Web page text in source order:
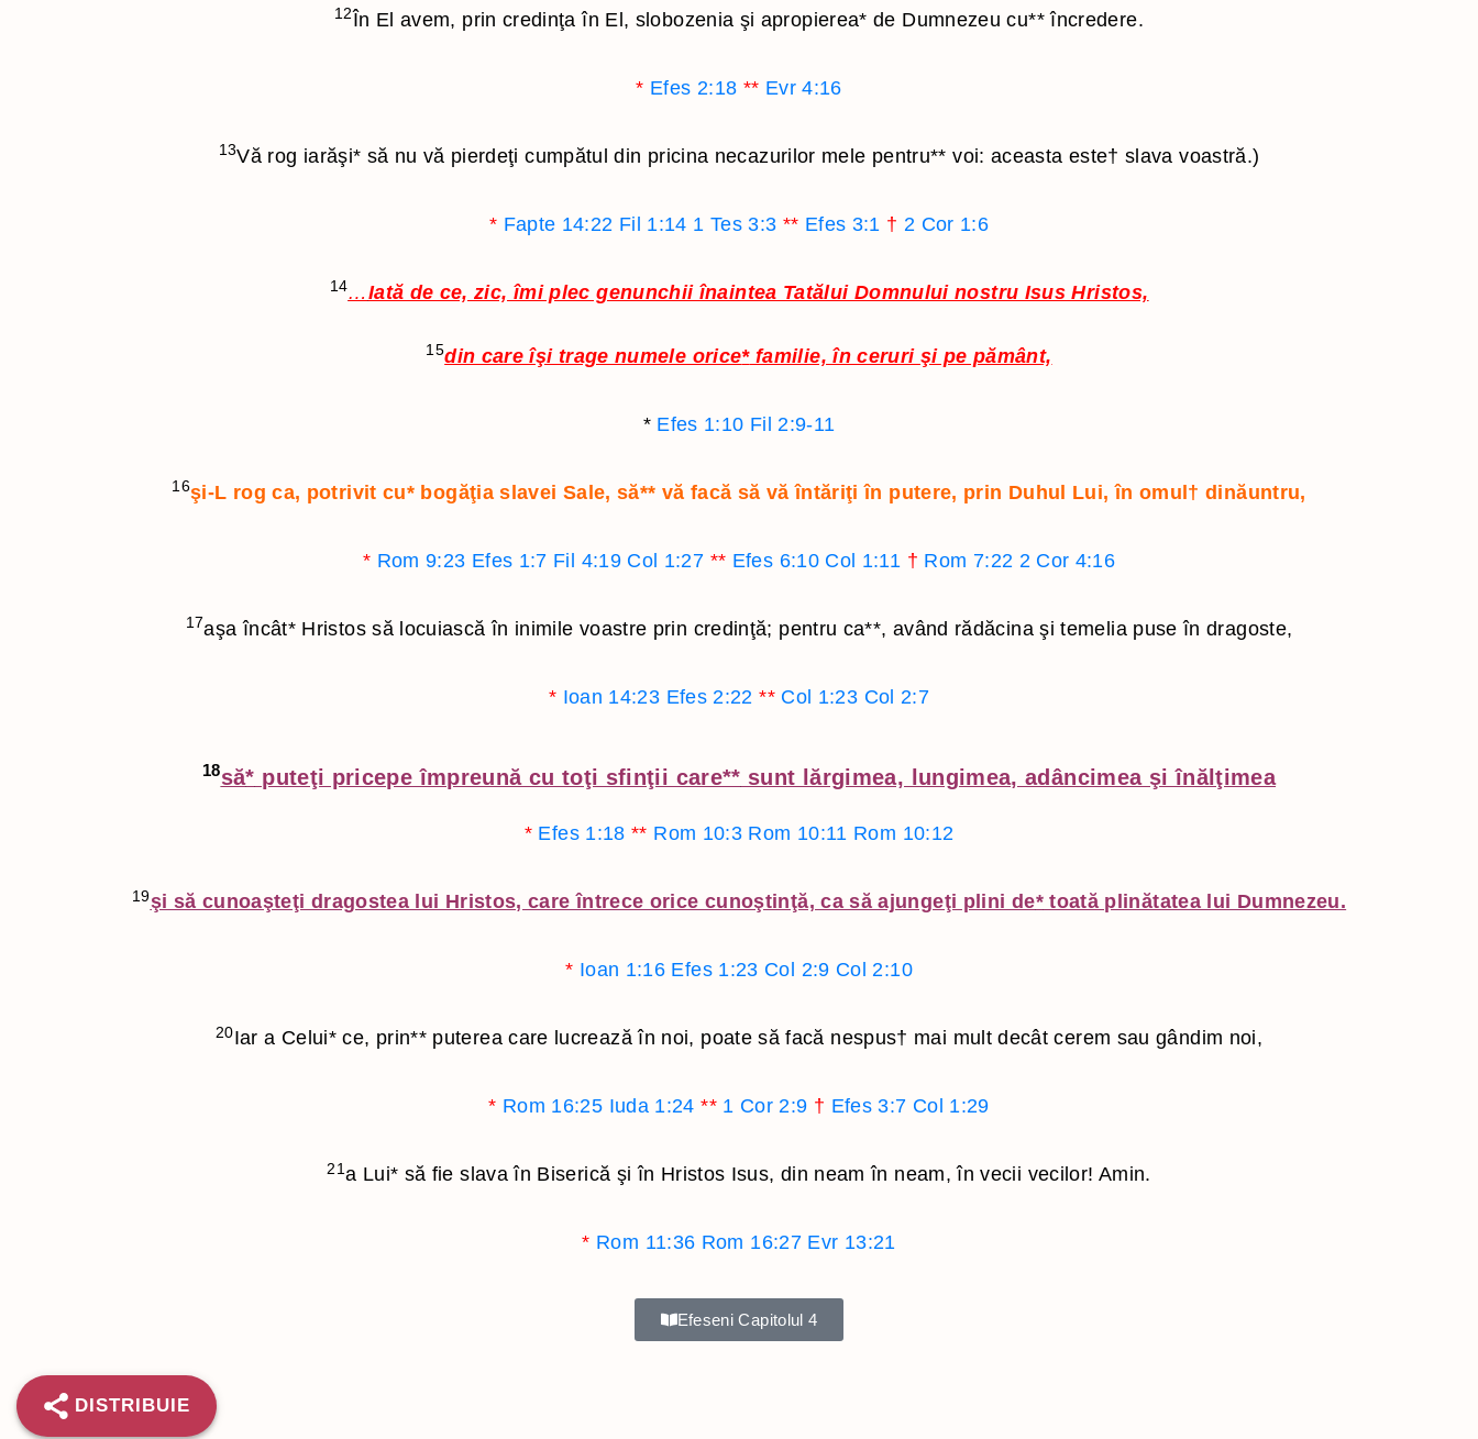
12În El avem, prin credinţa în El, slobozenia şi apropierea* de Dumnezeu cu**încredere.
* Efes 2:18 ** Evr 4:16
13Vă rog iarăşi* să nu vă pierdeţi cumpătul din pricina necazurilor mele pentru** voi: aceasta este† slava voastră.)
* Fapte 14:22 Fil 1:14 1 Tes 3:3 ** Efes 3:1 † 2 Cor 1:6
14… Iată de ce, zic, îmi plec genunchii înaintea Tatălui Domnului nostru Isus Hristos,
15din care îşi trage numele orice*familie, în ceruri şi pe pământ,
* Efes 1:10 Fil 2:9-11
16şi-L rog ca, potrivit cu* bogăţia slavei Sale, să** vă facă să vă întăriţi în putere, prin Duhul Lui, în omul † dinăuntru,
* Rom 9:23 Efes 1:7 Fil 4:19 Col 1:27 ** Efes 6:10 Col 1:11 † Rom 7:22 2 Cor 4:16
17aşa încât* Hristos să locuiască în inimile voastre prin credinţă; pentru ca**, având rădăcina şi temelia puse în dragoste,
* Ioan 14:23 Efes 2:22 ** Col 1:23 Col 2:7
18să* puteţi pricepe împreună cu toţi sfinţii care** sunt lărgimea, lungimea, adâncimea şi înălţimea
* Efes 1:18 ** Rom 10:3 Rom 10:11 Rom 10:12
19şi să cunoaşteţi dragostea lui Hristos, care întrece orice cunoştinţă, ca să ajungeţi plini de*toată plinătatea lui Dumnezeu.
* Ioan 1:16 Efes 1:23 Col 2:9 Col 2:10
20Iar a Celui* ce, prin**puterea care lucrează în noi, poate să facă nespus† mai mult decât cerem sau gândim noi,
* Rom 16:25 Iuda 1:24 ** 1 Cor 2:9 † Efes 3:7 Col 1:29
21 a Lui* să fie slava în Biserică şi în Hristos Isus, din neam în neam, în vecii vecilor! Amin.
* Rom 11:36 Rom 16:27 Evr 13:21
Efeseni Capitolul 4
DISTRIBUIE